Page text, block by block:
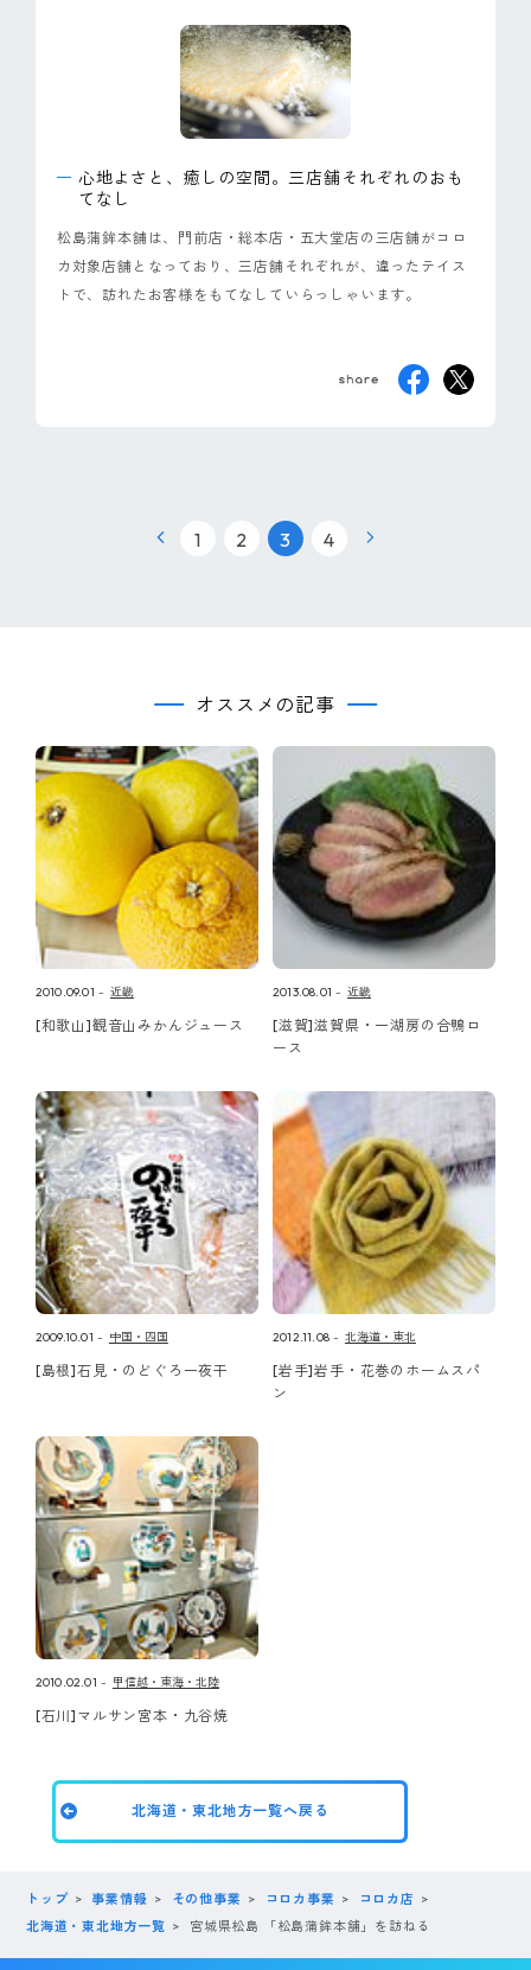
心地よさと、癒しの空間。三店舗それぞれのおも
てなし
松島蒲鉾本舗は、門前店・総本店・五大堂店の三店舗がコロ
カ対象店舗となっており、三店舗それぞれが、違ったテイス
トで、訪れたお客様をもてなしていらっしゃいます。
1 2 3 4
オススメの記事
2010.09.01 近畿
[和歌山]観音山みかんジュース
2013.08.01 近畿
[滋賀]滋賀県・一湖房の合鴨ロ
ース
2009.10.01 中国・四国
[島根]石見・のどぐろ一夜干
2012.11.08 北海道・東北
[岩手]岩手・花巻のホームスパ
ン
2010.02.01 甲信越・東海・北陸
[石川]マルサン宮本・九谷焼
北海道・東北地方一覧へ戻る
トップ 事業情報 その他事業 コロカ事業
コロカ店
北海道・東北地方一覧
宮城県松島 「松島蒲鉾本舗」を訪ねる